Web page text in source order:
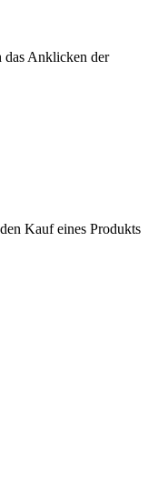
das Anklicken der
Kauf eines Produkts